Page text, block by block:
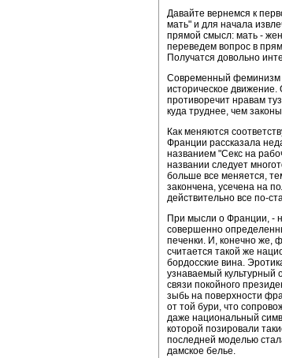
Давайте вернемся к
мать" и для начала
прямой смысл: мать -
переведем вопрос в
Получатся довольно
Современный феминизм
историческое
противоречит нравам
куда труднее, чем
Как меняются
Франции рассказала
названием "Секс на
названии следует
больше все меняется,
закончена, усечена на
действительно все по-
При мысли о Франции, -
совершенно
печенки. И, конечно же,
считается такой же
бордосские вина.
узнаваемый культурный
связи покойного
зыбь на поверхности
от той бури, что
даже национальный
которой позировали
последней моделью
дамское белье.